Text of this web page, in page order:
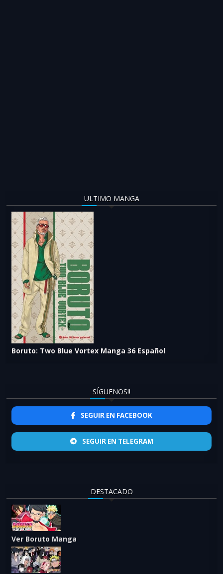
ULTIMO MANGA
Boruto: Two Blue Vortex Manga 36 Español
SÍGUENOS!!
SEGUIR EN FACEBOOK
SEGUIR EN TELEGRAM
DESTACADO
Ver Boruto Manga